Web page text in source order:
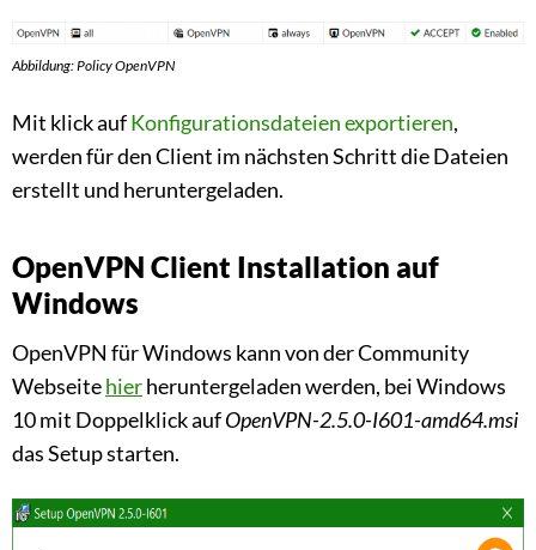
Abbildung: Policy OpenVPN
Mit klick aufKonfigurationsdateien exportieren,
werden für den Client im nächsten Schritt die Dateien
erstellt und heruntergeladen.
OpenVPN Client Installation auf
Windows
OpenVPN für Windows kann von der Community
Webseitehierheruntergeladen werden, bei Windows
10 mit Doppelklick aufOpenVPN-2.5.0-I601-amd64.msi
das Setup starten.